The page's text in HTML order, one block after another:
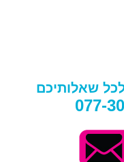
שאלותיכם
077-